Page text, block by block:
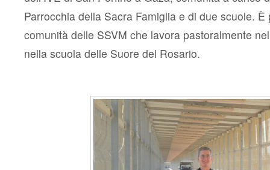
Parrocchia della Sacra Famiglia e di due scuole.
comunità delle SSVM che lavora pastoralmente
nella scuola delle Suore del Rosario.